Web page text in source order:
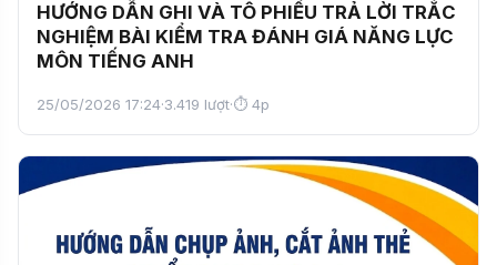
HƯỚNG DẪN GHI VÀ TÔ PHIẾU TRẢ LỜI TRẮC
NGHIỆM BÀI KIỂM TRA ĐÁNH GIÁ NĂNG LỰC
MÔN TIẾNG ANH
25/05/2026 17:24·3.419 lượt·⏱ 4p